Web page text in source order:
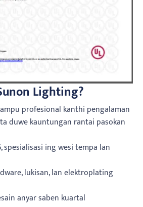
Lighting?
profesional kanthi pengalaman
duwe kauntungan rantai pasokan
ing wesi tempa lan
lukisan, lan elektroplating
anyar saben kuartal